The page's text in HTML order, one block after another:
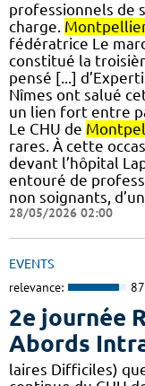
professionnels de
charge.
fédératrice Le
constitué la
pensé [...]
Nîmes ont salué
un lien fort entre
Le CHU de
rares. À cette
devant l’hôpital
entouré de
non soignants,
28/05/2026 02:00
EVENTS
relevance:
2e journée
Abords
laires Difficiles)